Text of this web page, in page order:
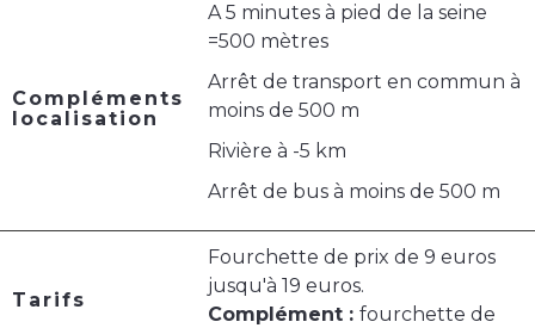
Compléments
localisation
A 5 minutes à pied de la seine
=500 mètres
Arrêt de transport en commun à
moins de 500 m
Rivière à -5 km
Arrêt de bus à moins de 500 m
Tarifs
Fourchette de prix de 9 euros
jusqu'à 19 euros.
Complément : fourchette de